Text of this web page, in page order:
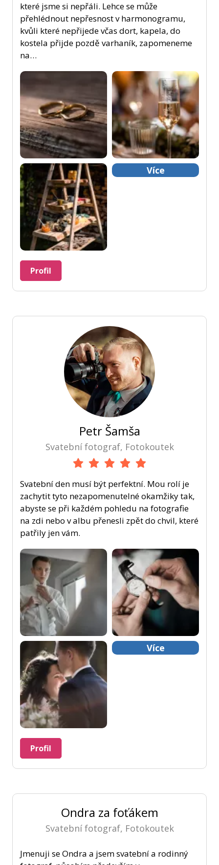
které jsme si nepřáli. Lehce se může
přehlédnout nepřesnost v harmonogramu,
kvůli které nepřijede včas dort, kapela, do
kostela přijde pozdě varhaník, zapomeneme
na…
Více
Profil
Petr Šamša
Svatební fotograf, Fotokoutek
Svatební den musí být perfektní. Mou rolí je
zachytit tyto nezapomenutelné okamžiky tak,
abyste se při každém pohledu na fotografie
na zdi nebo v albu přenesli zpět do chvil, které
patřily jen vám.
Více
Profil
Ondra za foťákem
Svatební fotograf, Fotokoutek
Jmenuji se Ondra a jsem svatební a rodinný